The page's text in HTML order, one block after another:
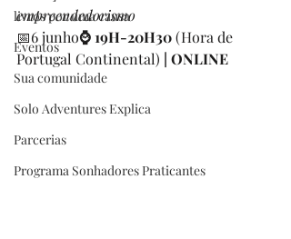
livros por uma causa
Eventos
Sua comunidade
Solo Adventures Explica
Parcerias
Programa Sonhadores Praticantes
empreendedorismo
📅6 junho⌚ 19H-20H30 (Hora de
Portugal Continental) | ONLINE